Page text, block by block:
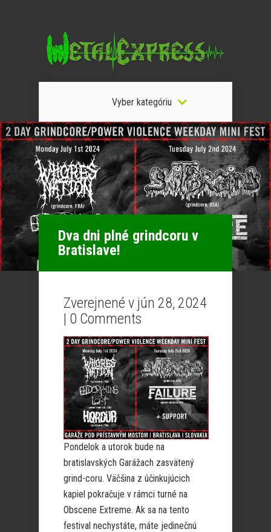
Vyber kategóriu
Dva dni plné grindcoru v
Bratislave!
Zverejnené v jún 28, 2024
| 0 Comments
Pondelok a utorok bude na
bratislavských Garážach zasvätený
grind-coru. Väčšina z účinkujúcich
kapiel pokračuje v rámci turné na
Obscene Extreme. Ak sa na tento
festival nechystáte, máte jedinečnú